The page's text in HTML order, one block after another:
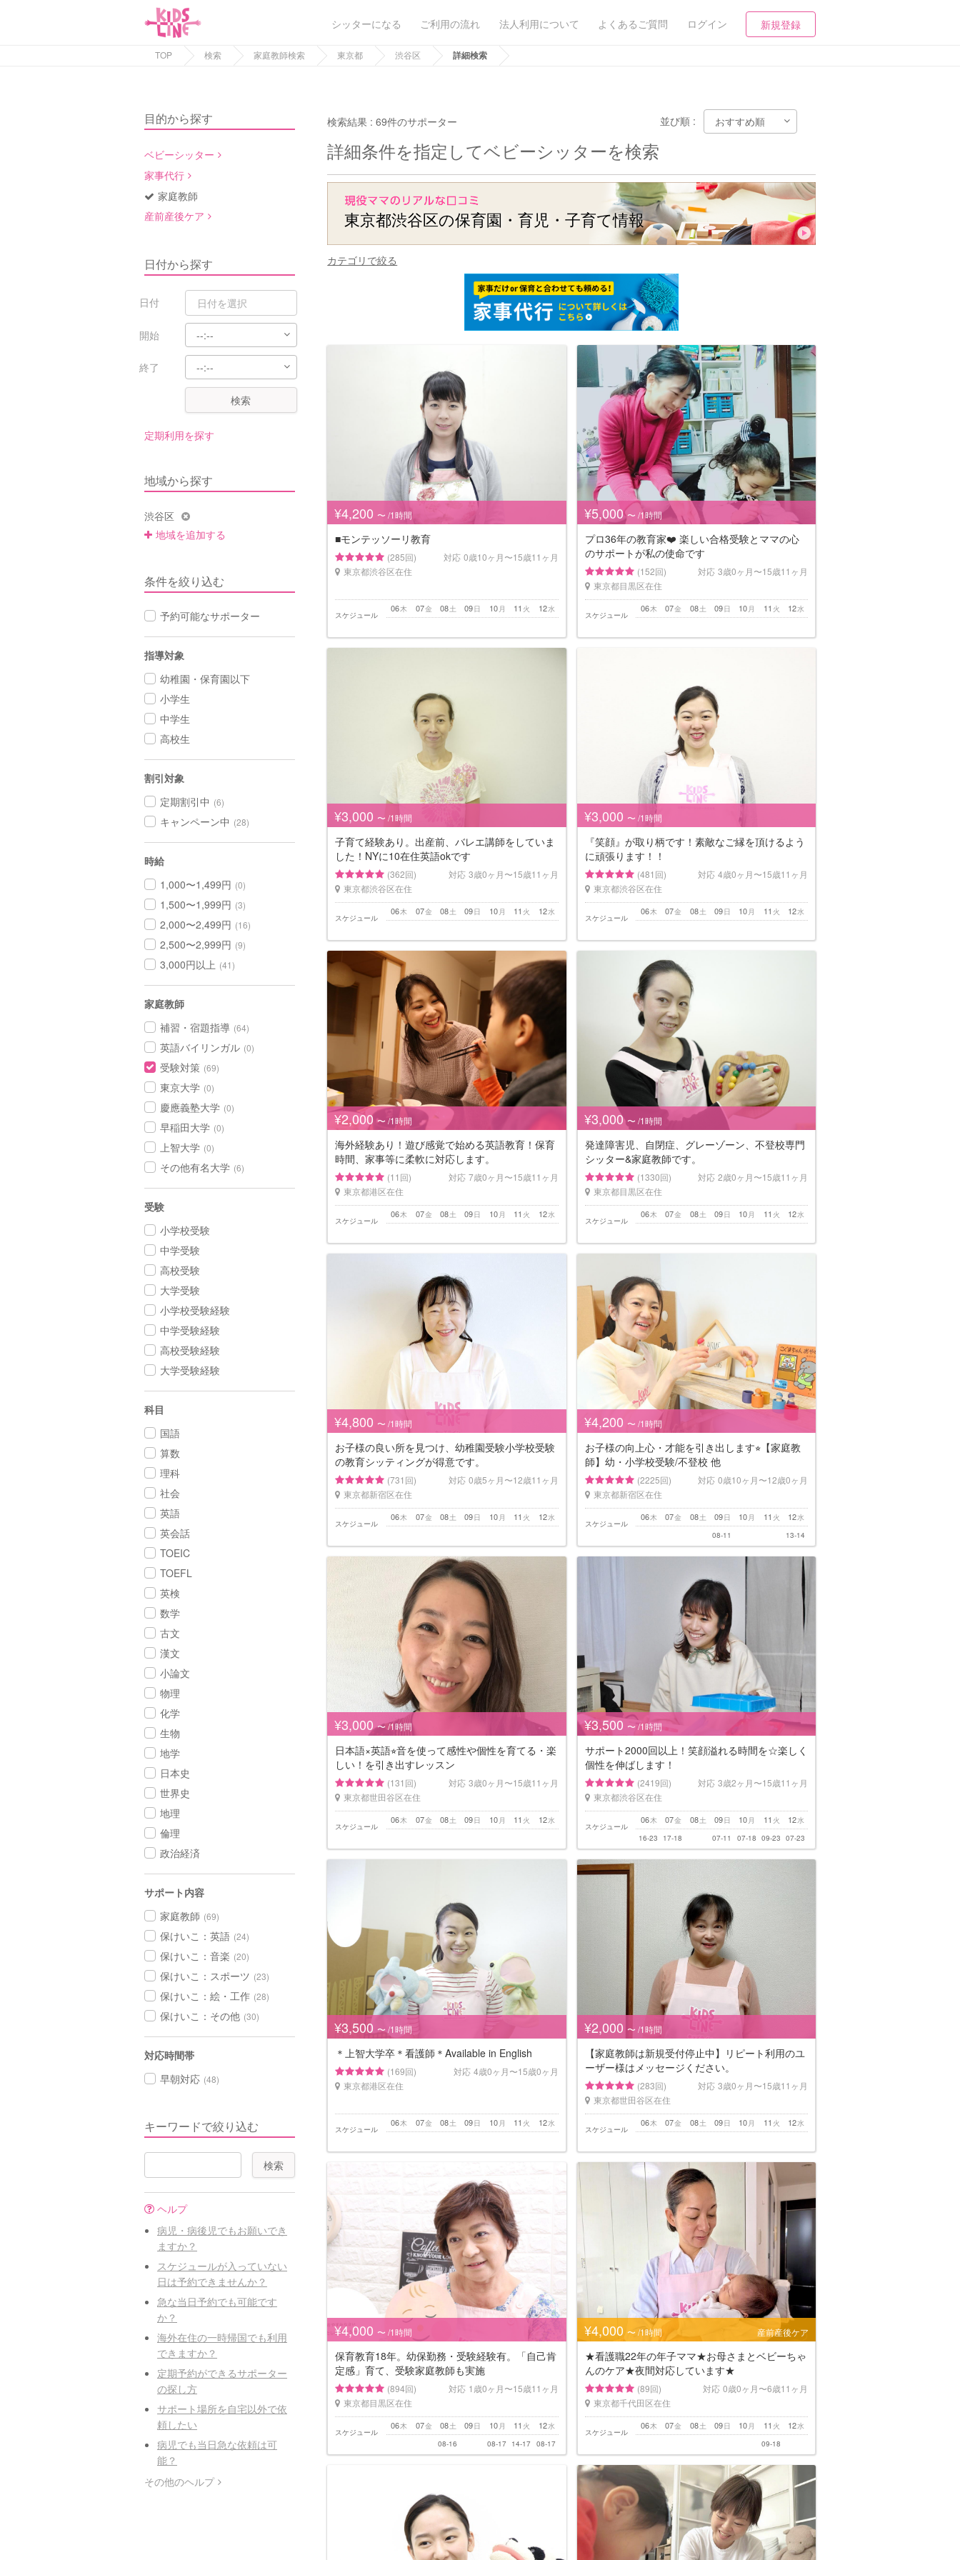
シッターになる ご利用の流れ 法人利用について よくあるご質問 ログイン 新規登録
TOP 検索 家庭教師検索 東京都 渋谷区 詳細検索
目的から探す
ベビーシッター
家事代行
家庭教師
産前産後ケア
日付から探す
日付
開始
終了
検索
定期利用を探す
地域から探す
渋谷区
地域を追加する
条件を絞り込む
予約可能なサポーター
指導対象
幼稚園・保育園以下
小学生
中学生
高校生
割引対象
定期割引中 (6)
キャンペーン中 (28)
時給
1,000〜1,499円 (0)
1,500〜1,999円 (3)
2,000〜2,499円 (16)
2,500〜2,999円 (9)
3,000円以上 (41)
家庭教師
補習・宿題指導 (64)
英語バイリンガル (0)
受験対策 (69)
東京大学 (0)
慶應義塾大学 (0)
早稲田大学 (0)
上智大学 (0)
その他有名大学 (6)
受験
小学校受験
中学受験
高校受験
大学受験
小学校受験経験
中学受験経験
高校受験経験
大学受験経験
科目
国語
算数
理科
社会
英語
英会話
TOEIC
TOEFL
英検
数学
古文
漢文
小論文
物理
化学
生物
地学
日本史
世界史
地理
倫理
政治経済
サポート内容
家庭教師 (69)
保けいこ：英語 (24)
保けいこ：音楽 (20)
保けいこ：スポーツ (23)
保けいこ：絵・工作 (28)
保けいこ：その他 (30)
対応時間帯
早朝対応 (48)
キーワードで絞り込む
ヘルプ
病児・病後児でもお願いでき
ますか？
スケジュールが入っていない
日は予約できませんか？
急な当日予約でも可能です
か？
海外在住の一時帰国でも利用
できますか？
定期予約ができるサポーター
の探し方
サポート場所を自宅以外で依
頼したい
病児でも当日急な依頼は可
能？
その他のヘルプ
検索結果 :69件のサポーター 並び順 :
詳細条件を指定してベビーシッターを検索
東京都渋谷区の保育園・育児・子育て情報
カテゴリで絞る
¥4,200 〜 /1時間
■モンテッソーリ教育
(285回) 対応 0歳10ヶ月〜15歳11ヶ月
東京都渋谷区在住
スケジュール
木
06 金
07 土
08 日
09 月
10 火
11 水
12
¥5,000 〜 /1時間
プロ36年の教育家❤️ 楽しい合格受験とママの心
のサポートが私の使命です
(152回) 対応 3歳0ヶ月〜15歳11ヶ月
東京都目黒区在住
スケジュール
木
06 金
07 土
08 日
09 月
10 火
11 水
12
¥3,000 〜 /1時間
子育て経験あり。出産前、バレエ講師をしていま
した！NYに10在住英語okです
(362回) 対応 3歳0ヶ月〜15歳11ヶ月
東京都渋谷区在住
スケジュール
木
06 金
07 土
08 日
09 月
10 火
11 水
12
¥3,000 〜 /1時間
『笑顔』が取り柄です！素敵なご縁を頂けるよう
に頑張ります！！
(481回) 対応 4歳0ヶ月〜15歳11ヶ月
東京都渋谷区在住
スケジュール
木
06 金
07 土
08 日
09 月
10 火
11 水
12
¥2,000 〜 /1時間
海外経験あり！遊び感覚で始める英語教育！保育
時間、家事等に柔軟に対応します。
(11回) 対応 7歳0ヶ月〜15歳11ヶ月
東京都港区在住
スケジュール
木
06 金
07 土
08 日
09 月
10 火
11 水
12
¥3,000 〜 /1時間
発達障害児、自閉症、グレーゾーン、不登校専門
シッター&家庭教師です。
(1330回) 対応 2歳0ヶ月〜15歳11ヶ月
東京都目黒区在住
スケジュール
木
06 金
07 土
08 日
09 月
10 火
11 水
12
¥4,800 〜 /1時間
お子様の良い所を見つけ、幼稚園受験小学校受験
の教育シッティングが得意です。
(731回) 対応 0歳5ヶ月〜12歳11ヶ月
東京都新宿区在住
スケジュール
木
06 金
07 土
08 日
09 月
10 火
11 水
12
¥4,200 〜 /1時間
お子様の向上心・才能を引き出します⭐︎【家庭教
師】幼・小学校受験/不登校 他
(2225回) 対応 0歳10ヶ月〜12歳0ヶ月
東京都新宿区在住
スケジュール
木
06 金
07 土
08 日
09 月
10 火
11 水
12
08-11 13-14
¥3,000 〜 /1時間
日本語×英語⭐︎音を使って感性や個性を育てる・楽
しい！を引き出すレッスン
(131回) 対応 3歳0ヶ月〜15歳11ヶ月
東京都世田谷区在住
スケジュール
木
06 金
07 土
08 日
09 月
10 火
11 水
12
¥3,500 〜 /1時間
サポート2000回以上！笑顔溢れる時間を☆楽しく
個性を伸ばします！
(2419回) 対応 3歳2ヶ月〜15歳11ヶ月
東京都渋谷区在住
スケジュール
木
06 金
07 土
08 日
09 月
10 火
11 水
12
16-23 17-18 07-11 07-18 09-23 07-23
¥3,500 〜 /1時間
＊上智大学卒＊看護師＊Available in English
(169回) 対応 4歳0ヶ月〜15歳0ヶ月
東京都港区在住
スケジュール
木
06 金
07 土
08 日
09 月
10 火
11 水
12
¥2,000 〜 /1時間
【家庭教師は新規受付停止中】リピート利用のユ
ーザー様はメッセージください。
(283回) 対応 3歳0ヶ月〜15歳11ヶ月
東京都世田谷区在住
スケジュール
木
06 金
07 土
08 日
09 月
10 火
11 水
12
¥4,000 〜 /1時間
保育教育18年。幼保勤務・受験経験有。「自己肯
定感」育て、受験家庭教師も実施
(894回) 対応 1歳0ヶ月〜15歳11ヶ月
東京都目黒区在住
スケジュール
木
06 金
07 土
08 日
09 月
10 火
11 水
12
08-16 08-17 14-17 08-17
¥4,000 〜 /1時間 産前産後ケア
★看護職22年の年子ママ★お母さまとベビーちゃ
んのケア★夜間対応しています★
(89回) 対応 0歳0ヶ月〜6歳11ヶ月
東京都千代田区在住
スケジュール
木
06 金
07 土
08 日
09 月
10 火
11 水
12
09-18